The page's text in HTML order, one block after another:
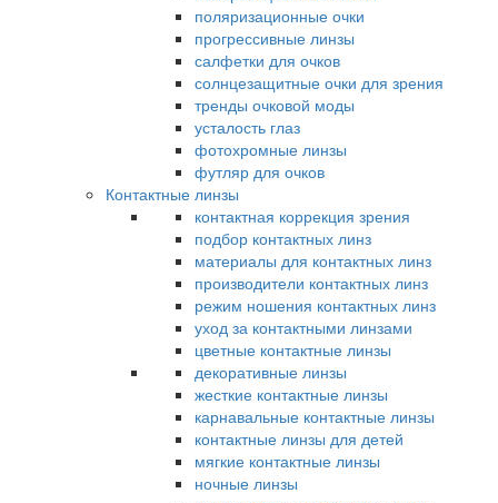
поляризационные очки
прогрессивные линзы
салфетки для очков
солнцезащитные очки для зрения
тренды очковой моды
усталость глаз
фотохромные линзы
футляр для очков
Контактные линзы
контактная коррекция зрения
подбор контактных линз
материалы для контактных линз
производители контактных линз
режим ношения контактных линз
уход за контактными линзами
цветные контактные линзы
декоративные линзы
жесткие контактные линзы
карнавальные контактные линзы
контактные линзы для детей
мягкие контактные линзы
ночные линзы